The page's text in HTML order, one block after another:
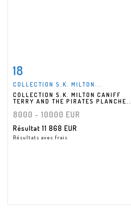
Fiche détaillée
18
COLLECTION S.K. MILTON...
COLLECTION S.K. MILTON CANIFF
TERRY AND THE PIRATES PLANCHE...
8000 - 10000 EUR
Résultat 11 868 EUR
Résultats avec frais